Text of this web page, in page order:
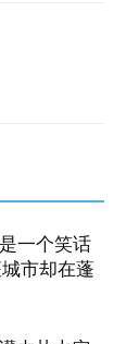
一个笑话
市却在蓬